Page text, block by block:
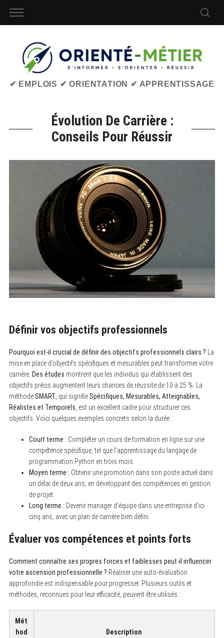
✔ EMPLOIS ✔ ORIENTATION ✔ APPRENTISSAGE
Évolution De Carrière :
Conseils Pour Réussir
Définir vos objectifs professionnels
Pourquoi est-il crucial de définir des objectifs professionnels clairs ? La
mise en place d’objectifs spécifiques et mesurables peut transformer votre
carrière. Des études montrent que les individus qui établissent des
objectifs précis augmentent leurs chances de réussite de 10 à 25 %. La
méthodeSMART , qui signifieSpécifiques, Mesurables, Atteignables,
Réalistes et Temporels , est un excellent cadre pour structurer ces
objectifs. Voici quelques exemples concrets selon la durée :
Court terme : Compléter un cours de formation en ligne sur une
compétence spécifique, tel que l’apprentissage du langage de
programmation Python en trois mois.
Moyen terme : Obtenir une promotion dans son poste actuel dans
un délai de deux ans, en développant des compétences en gestion
de projet.
Long terme : Devenir manager d’équipe dans une entreprise d’ici
cinq ans, avec un plan de carrière bien défini.
Évaluer vos compétences et points forts
Comment connaître ses propres forces et faiblesses peut-il influencer
votre ascension professionnelle ? Réaliser une auto-évaluation
approfondie est indispensable pour progresser. Plusieurs outils et
méthodes, reconnues pour leur efficacité, peuvent être utilisés :
Mét
hod
Description